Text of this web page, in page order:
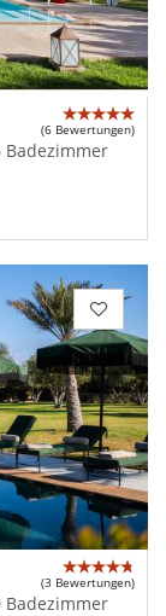
(6 Bewertungen)
Badezimmer
(3 Bewertungen)
Badezimmer